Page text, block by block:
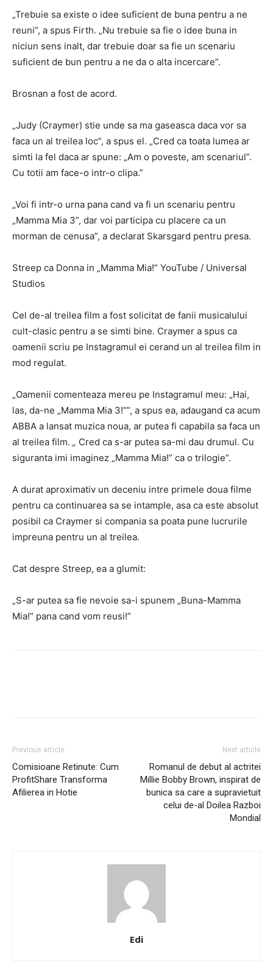
„Trebuie sa existe o idee suficient de buna pentru a ne
reuni”, a spus Firth. „Nu trebuie sa fie o idee buna in
niciun sens inalt, dar trebuie doar sa fie un scenariu
suficient de bun pentru a ne da o alta incercare”.
Brosnan a fost de acord.
„Judy (Craymer) stie unde sa ma gaseasca daca vor sa
faca un al treilea loc”, a spus el. „Cred ca toata lumea ar
simti la fel daca ar spune: „Am o poveste, am scenariul”.
Cu totii am face-o intr-o clipa.”
„Voi fi intr-o urna pana cand va fi un scenariu pentru
„Mamma Mia 3”, dar voi participa cu placere ca un
morman de cenusa”, a declarat Skarsgard pentru presa.
Streep ca Donna in „Mamma Mia!” YouTube / Universal
Studios
Cel de-al treilea film a fost solicitat de fanii musicalului
cult-clasic pentru a se simti bine. Craymer a spus ca
oamenii scriu pe Instagramul ei cerand un al treilea film in
mod regulat.
„Oamenii comenteaza mereu pe Instagramul meu: „Hai,
las, da-ne „Mamma Mia 3!””, a spus ea, adaugand ca acum
ABBA a lansat muzica noua, ar putea fi capabila sa faca un
al treilea film. „ Cred ca s-ar putea sa-mi dau drumul. Cu
siguranta imi imaginez „Mamma Mia!” ca o trilogie”.
A durat aproximativ un deceniu intre primele doua filme
pentru ca continuarea sa se intample, asa ca este absolut
posibil ca Craymer si compania sa poata pune lucrurile
impreuna pentru un al treilea.
Cat despre Streep, ea a glumit:
„S-ar putea sa fie nevoie sa-i spunem „Buna-Mamma
Mia!” pana cand vom reusi!”
Previous article
Comisioane Retinute: Cum
ProfitShare Transforma
Afilierea in Hotie
Next article
Romanul de debut al actritei
Millie Bobby Brown, inspirat de
bunica sa care a supravietuit
celui de-al Doilea Razboi
Mondial
Edi